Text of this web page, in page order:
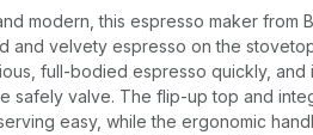
modern, this espresso maker from
and velvety espresso on the
full-bodied espresso quickly, and
safely valve. The flip-up top and
easy, while the ergonomic